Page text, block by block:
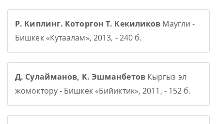
Р. Киплинг. Которгон Т. Кекиликов Маугли -
Бишкек «Кутаалам», 2013, - 240 б.
Д. Сулайманов, К. ЭшманбетовКыргыз эл
жомоктору - Бишкек «Бийиктик», 2011, - 152 б.